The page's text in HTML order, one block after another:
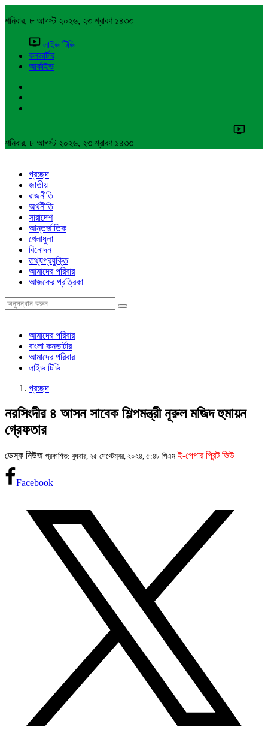
শনিবার, ৮ আগস্ট ২০২৬, ২৩ শ্রাবণ ১৪৩৩
লাইভ টিভি
কনভার্টার
আর্কাইভ
শনিবার, ৮ আগস্ট ২০২৬, ২৩ শ্রাবণ ১৪৩৩
প্রচ্ছদ
জাতীয়
রাজনীতি
অর্থনীতি
সারাদেশ
আন্তর্জাতিক
খেলাধুলা
বিনোদন
তথ্যপ্রযুক্তি
আমাদের পরিবার
আজকের প্রত্রিকা
আমাদের পরিবার
বাংলা কনভার্টার
আমাদের পরিবার
লাইভ টিভি
প্রচ্ছদ
নরসিংদীর ৪ আসন সাবেক শিল্পমন্ত্রী নূরুল মজিদ হুমায়ন
গ্রেফতার
ডেস্ক নিউজ প্রকাশিত: বুধবার, ২৫ সেপ্টেম্বর, ২০২৪, ৫:৪৮ পিএম ই-পেপার প্রিন্ট ভিউ
Facebook